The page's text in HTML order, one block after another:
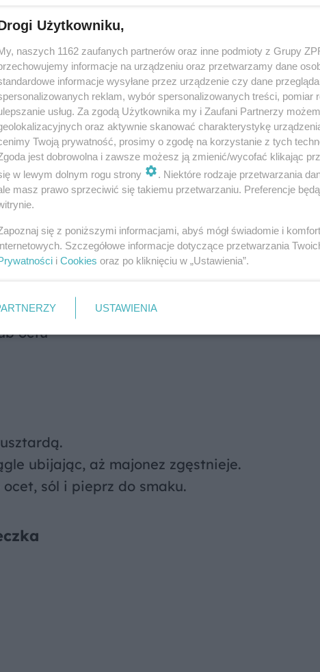
z sokiem z cytryny, aż będą puszyste.
masło, ciągle ubijając, aż sos zgęstnieje.
Podawaj natychmiast.
octu
ubijając, aż majonez zgęstnieje.
sól i pieprz do smaku.
Użytkowniku,
naszych 1162 zaufanych partnerów oraz inne podmioty z Grupy
informacje na urządzeniu oraz przetwarzamy dane
informacje wysyłane przez urządzenie czy dane
reklam, wybór spersonalizowanych treści, pomiar
usług. Za zgodą Użytkownika my i Zaufani Partnerzy
oraz aktywnie skanować charakterystykę
Twoją prywatność, prosimy o zgodę na korzystanie z tych
jest dobrowolna i zawsze możesz ją zmienić/wycofać klikając
w lewym dolnym rogu strony
. Niektóre rodzaje przetwarzania
masz prawo sprzeciwić się takiemu przetwarzaniu. Preferencje
się z poniższymi informacjami, abyś mógł świadomie i
Szczegółowe informacje dotyczące przetwarzania
i Cookies oraz po kliknięciu w „Ustawienia”.
USTAWIENIA